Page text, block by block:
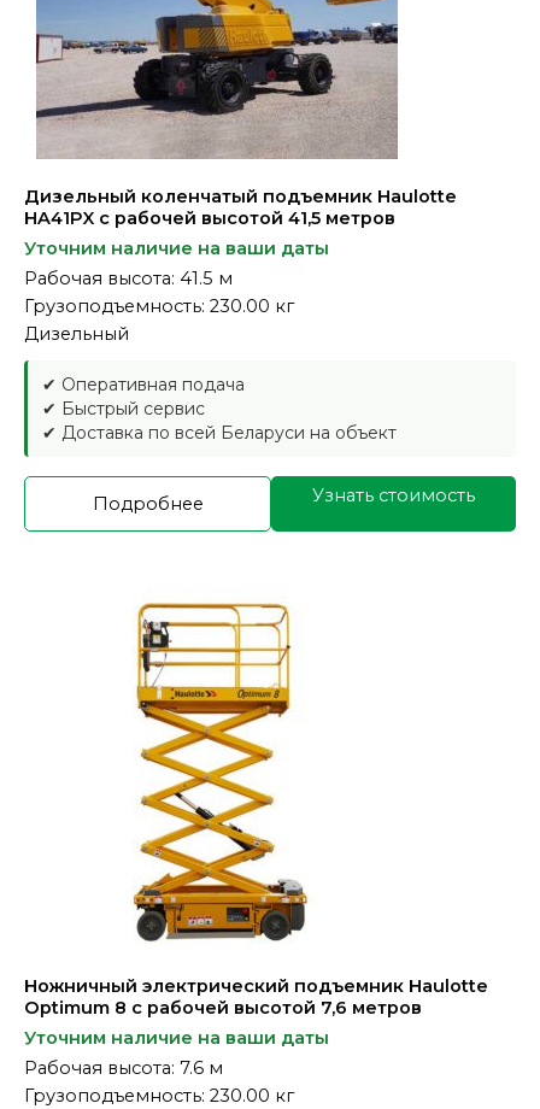
Дизельный коленчатый подъемник Haulotte
HA41PX с рабочей высотой 41,5 метров
Уточним наличие на ваши даты
Рабочая высота: 41.5 м
Грузоподъемность: 230.00 кг
Дизельный
✔ Оперативная подача
✔ Быстрый сервис
✔ Доставка по всей Беларуси на объект
Подробнее Узнать стоимость
Ножничный электрический подъемник Haulotte
Optimum 8 с рабочей высотой 7,6 метров
Уточним наличие на ваши даты
Рабочая высота: 7.6 м
Грузоподъемность: 230.00 кг